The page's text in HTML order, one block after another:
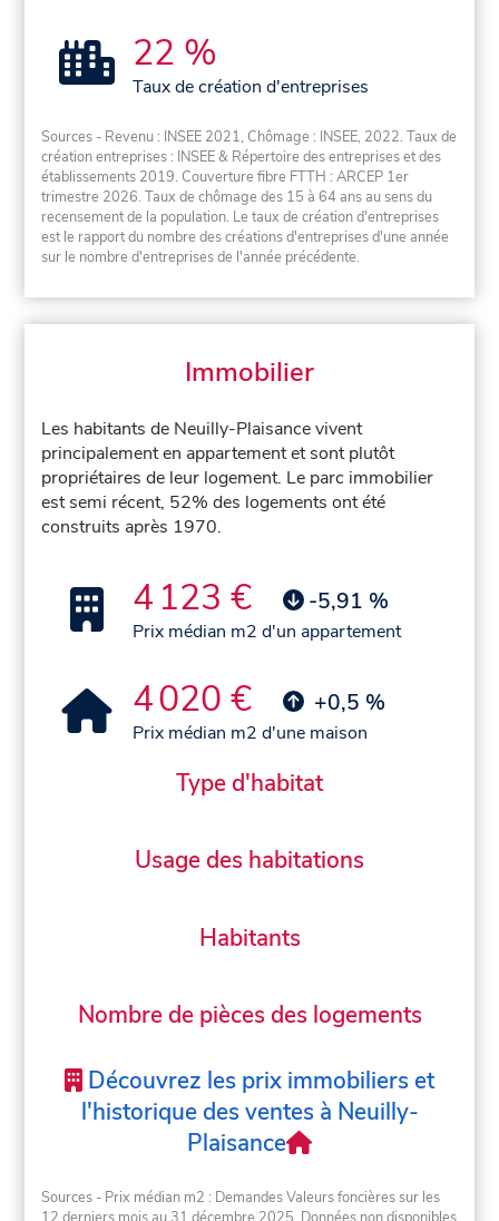
22 %
Taux de création d'entreprises
Sources - Revenu : INSEE 2021, Chômage : INSEE, 2022. Taux de
création entreprises : INSEE & Répertoire des entreprises et des
établissements 2019. Couverture fibre FTTH : ARCEP 1er
trimestre 2026. Taux de chômage des 15 à 64 ans au sens du
recensement de la population. Le taux de création d'entreprises
est le rapport du nombre des créations d'entreprises d'une année
sur le nombre d'entreprises de l'année précédente.
Immobilier
Les habitants de Neuilly-Plaisance vivent
principalement en appartement et sont plutôt
propriétaires de leur logement. Le parc immobilier
est semi récent, 52% des logements ont été
construits après 1970.
4 123 € -5,91 %
Prix médian m2 d'un appartement
4 020 € +0,5 %
Prix médian m2 d'une maison
Type d'habitat
Usage des habitations
Habitants
Nombre de pièces des logements
Découvrez les prix immobiliers et
l'historique des ventes à Neuilly-
Plaisance
Sources - Prix médian m2 : Demandes Valeurs foncières sur les